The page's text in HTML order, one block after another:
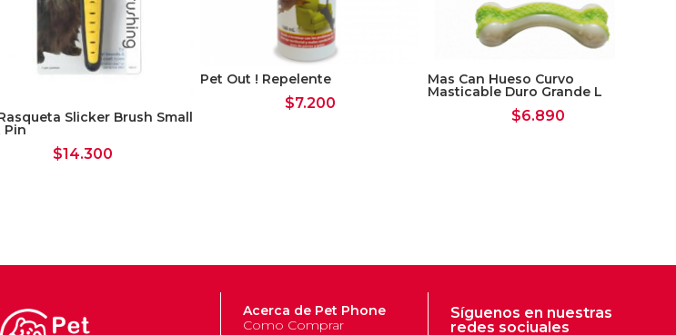
Slicker Brush Small
Pin
$14.300
Pet Out ! Repelente
$7.200
Mas Can Hueso Curvo
Masticable Duro Grande L
$6.890
Acerca de Pet Phone
Como Comprar
Síguenos en nuestras
redes sociuales